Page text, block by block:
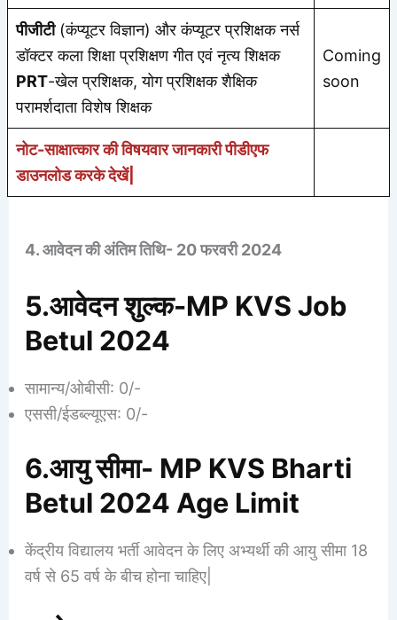
पीजीटी(कंप्यूटर विज्ञान) और कंप्यूटर प्रशिक्षक नर्स
डॉक्टर कला शिक्षा प्रशिक्षण गीत एवं नृत्य शिक्षक
PRT-खेल प्रशिक्षक, योग प्रशिक्षक शैक्षिक
परामर्शदाता विशेष शिक्षक
Coming
soon
नोट-साक्षात्कार की विषयवार जानकारी पीडीएफ
डाउनलोड करके देखें|
4. आवेदन की अंतिम तिथि- 20 फरवरी 2024
5.आवेदन शुल्क-MP KVS Job
Betul 2024
सामान्य/ओबीसी: 0/-
एससी/ईडब्ल्यूएस: 0/-
6.आयु सीमा- MP KVS Bharti
Betul 2024 Age Limit
केंद्रीय विद्यालय भर्ती आवेदन के लिए अभ्यर्थी की आयु सीमा 18
वर्ष से 65 वर्ष के बीच होना चाहिए|